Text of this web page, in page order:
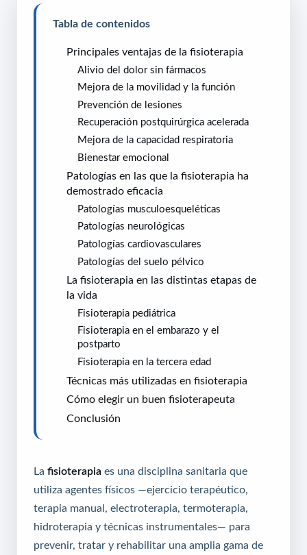
Tabla de contenidos
Principales ventajas de la fisioterapia
Alivio del dolor sin fármacos
Mejora de la movilidad y la función
Prevención de lesiones
Recuperación postquirúrgica acelerada
Mejora de la capacidad respiratoria
Bienestar emocional
Patologías en las que la fisioterapia ha
demostrado eficacia
Patologías musculoesqueléticas
Patologías neurológicas
Patologías cardiovasculares
Patologías del suelo pélvico
La fisioterapia en las distintas etapas de
la vida
Fisioterapia pediátrica
Fisioterapia en el embarazo y el
postparto
Fisioterapia en la tercera edad
Técnicas más utilizadas en fisioterapia
Cómo elegir un buen fisioterapeuta
Conclusión
La fisioterapia es una disciplina sanitaria que
utiliza agentes físicos —ejercicio terapéutico,
terapia manual, electroterapia, termoterapia,
hidroterapia y técnicas instrumentales— para
prevenir, tratar y rehabilitar una amplia gama de